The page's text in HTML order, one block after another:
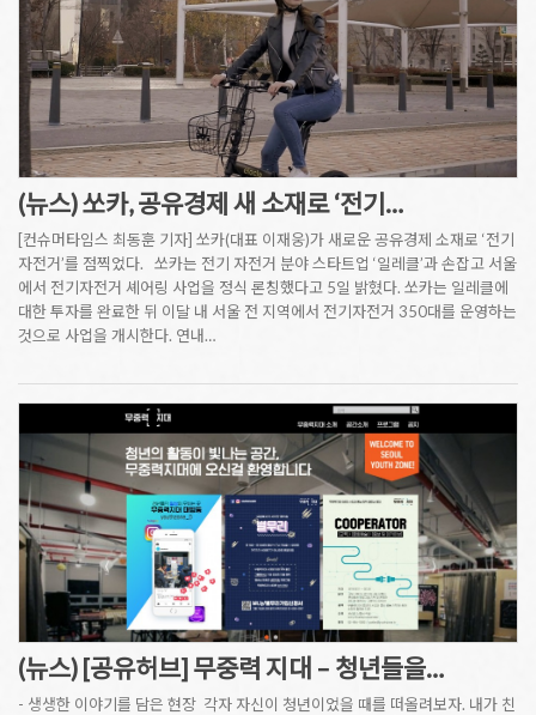
(뉴스) 쏘카, 공유경제 새 소재로 ‘전기…
[컨슈머타임스 최동훈 기자] 쏘카(대표 이재웅)가 새로운 공유경제 소재로 ‘전기
자전거’를 점찍었다. 쏘카는 전기 자전거 분야 스타트업 ‘일레클’과 손잡고 서울
에서 전기자전거 셰어링 사업을 정식 론칭했다고 5일 밝혔다. 쏘카는 일레클에
대한 투자를 완료한 뒤 이달 내 서울 전 지역에서 전기자전거 350대를 운영하는
것으로 사업을 개시한다. 연내…
(뉴스) [공유허브] 무중력 지대 – 청년들을…
- 생생한 이야기를 담은 현장 각자 자신이 청년이었을 때를 떠올려보자. 내가 친